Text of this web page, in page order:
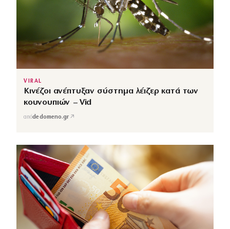
VIRAL
Κινέζοι ανέπτυξαν σύστημα λέιζερ κατά των
κουνουπιών – Vid
απόdedomeno.gr ↗